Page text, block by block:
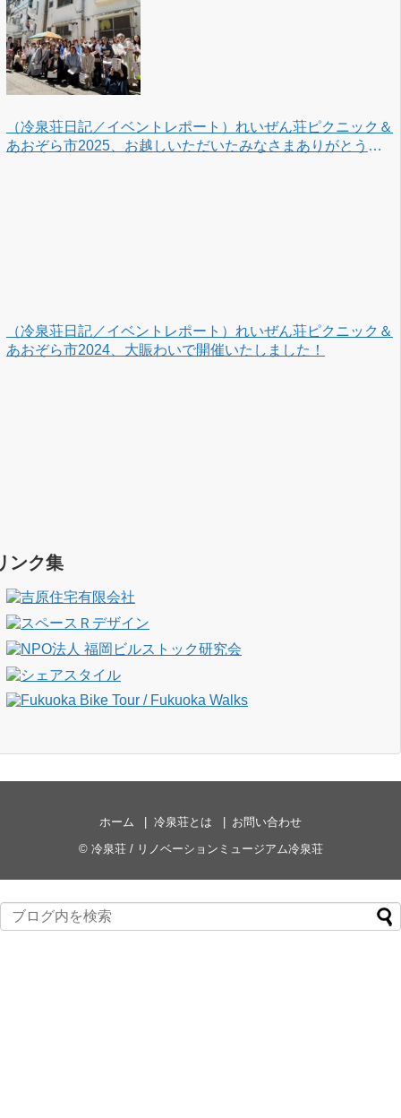
（冷泉荘日記／イベントレポート）れいぜん荘ピクニック＆
あおぞら市2025、お越しいただいたみなさまありがとうご
（冷泉荘日記／イベントレポート）れいぜん荘ピクニック＆
あおぞら市2024、大賑わいで開催いたしました！
ンク集
ホーム 冷泉荘とは
お問い合わせ
© 冷泉荘 / リノベーションミュージアム冷泉荘